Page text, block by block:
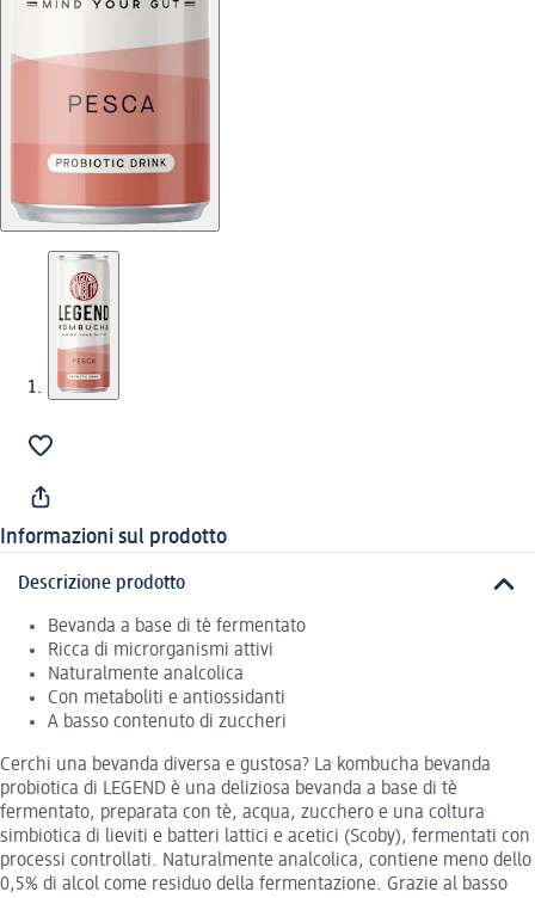
Informazioni sul prodotto
Descrizione prodotto
Bevanda a base di tè fermentato
Ricca di microrganismi attivi
Naturalmente analcolica
Con metaboliti e antiossidanti
A basso contenuto di zuccheri
Cerchi una bevanda diversa e gustosa? La kombucha bevanda
probiotica di LEGEND è una deliziosa bevanda a base di tè
fermentato, preparata con tè, acqua, zucchero e una coltura
simbiotica di lieviti e batteri lattici e acetici (Scoby), fermentati con
processi controllati. Naturalmente analcolica, contiene meno dello
0,5% di alcol come residuo della fermentazione. Grazie al basso